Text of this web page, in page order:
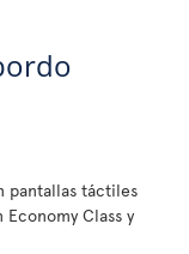
pantallas táctiles
Class y